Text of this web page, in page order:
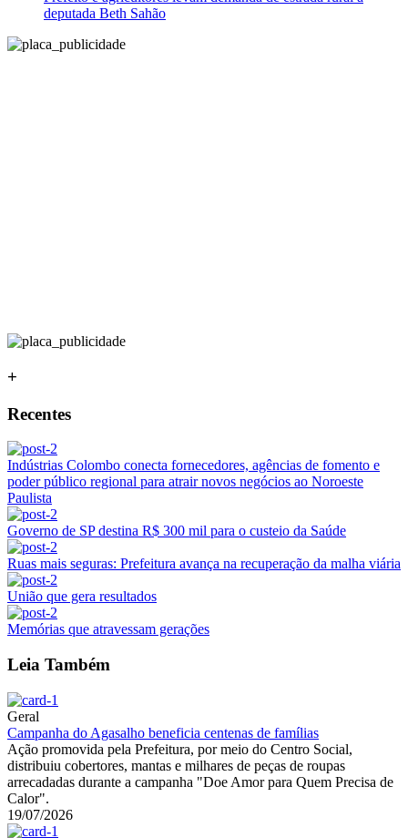
deputada Beth Sahão
+
Recentes
Indústrias Colombo conecta fornecedores, agências de fomento e
poder público regional para atrair novos negócios ao Noroeste
Paulista
Governo de SP destina R$ 300 mil para o custeio da Saúde
Ruas mais seguras: Prefeitura avança na recuperação da malha viária
União que gera resultados
Memórias que atravessam gerações
Leia Também
Geral
Campanha do Agasalho beneficia centenas de famílias
Ação promovida pela Prefeitura, por meio do Centro Social,
distribuiu cobertores, mantas e milhares de peças de roupas
arrecadadas durante a campanha "Doe Amor para Quem Precisa de
Calor".
19/07/2026